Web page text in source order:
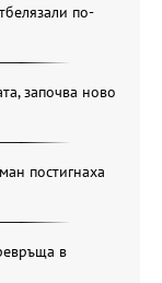
по-
започва ново
постигнаха
в